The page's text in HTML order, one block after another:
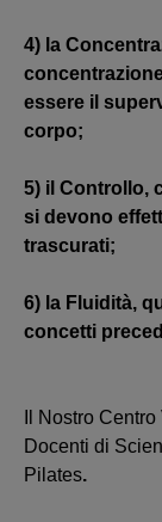
4) la
essere il
corpo;
5) il Controllo,
si devono
trascurati;
6) la Fluidità,
concetti
Il Nostro
Docenti di
Pilates.